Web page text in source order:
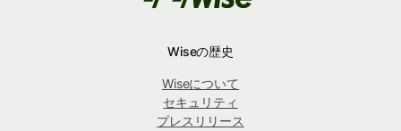
Wiseの歴史
Wiseについて
セキュリティ
プレスリリース